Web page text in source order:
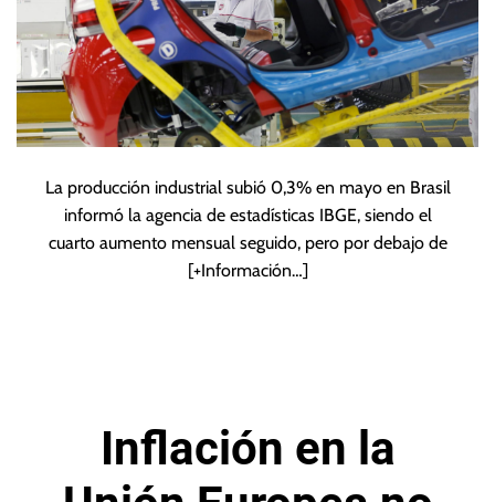
La producción industrial subió 0,3% en mayo en Brasil
informó la agencia de estadísticas IBGE, siendo el
cuarto aumento mensual seguido, pero por debajo de
[+Información…]
Inflación en la